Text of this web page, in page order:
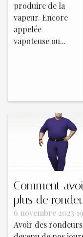
produire de la
vapeur. Encore
appelée
vapoteuse ou...
Comment
plus de
6 novembre 2023
Avoir des